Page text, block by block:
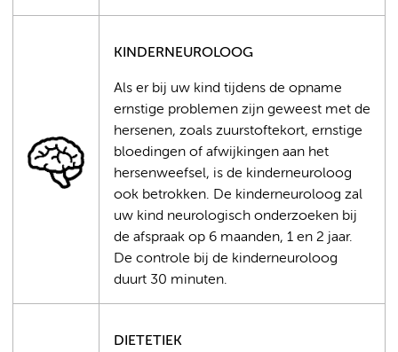
KINDERNEUROLOOG
Als er bij uw kind tijdens de opname
ernstige problemen zijn geweest met de
hersenen, zoals zuurstoftekort, ernstige
bloedingen of afwijkingen aan het
hersenweefsel, is de kinderneuroloog
ook betrokken. De kinderneuroloog zal
uw kind neurologisch onderzoeken bij
de afspraak op 6 maanden, 1 en 2 jaar.
De controle bij de kinderneuroloog
duurt 30 minuten.
DIETETIEK